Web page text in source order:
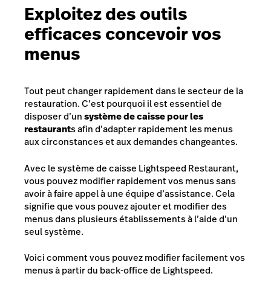
Exploitez des outils
efficaces concevoir vos
menus
Tout peut changer rapidement dans le secteur de la
restauration. C’est pourquoi il est essentiel de
disposer d’unsystème de caisse pour les
restaurants afin d’adapter rapidement les menus
aux circonstances et aux demandes changeantes.
Avec le système de caisse Lightspeed Restaurant,
vous pouvez modifier rapidement vos menus sans
avoir à faire appel à une équipe d’assistance. Cela
signifie que vous pouvez ajouter et modifier des
menus dans plusieurs établissements à l’aide d’un
seul système.
Voici comment vous pouvez modifier facilement vos
menus à partir du back-office de Lightspeed.